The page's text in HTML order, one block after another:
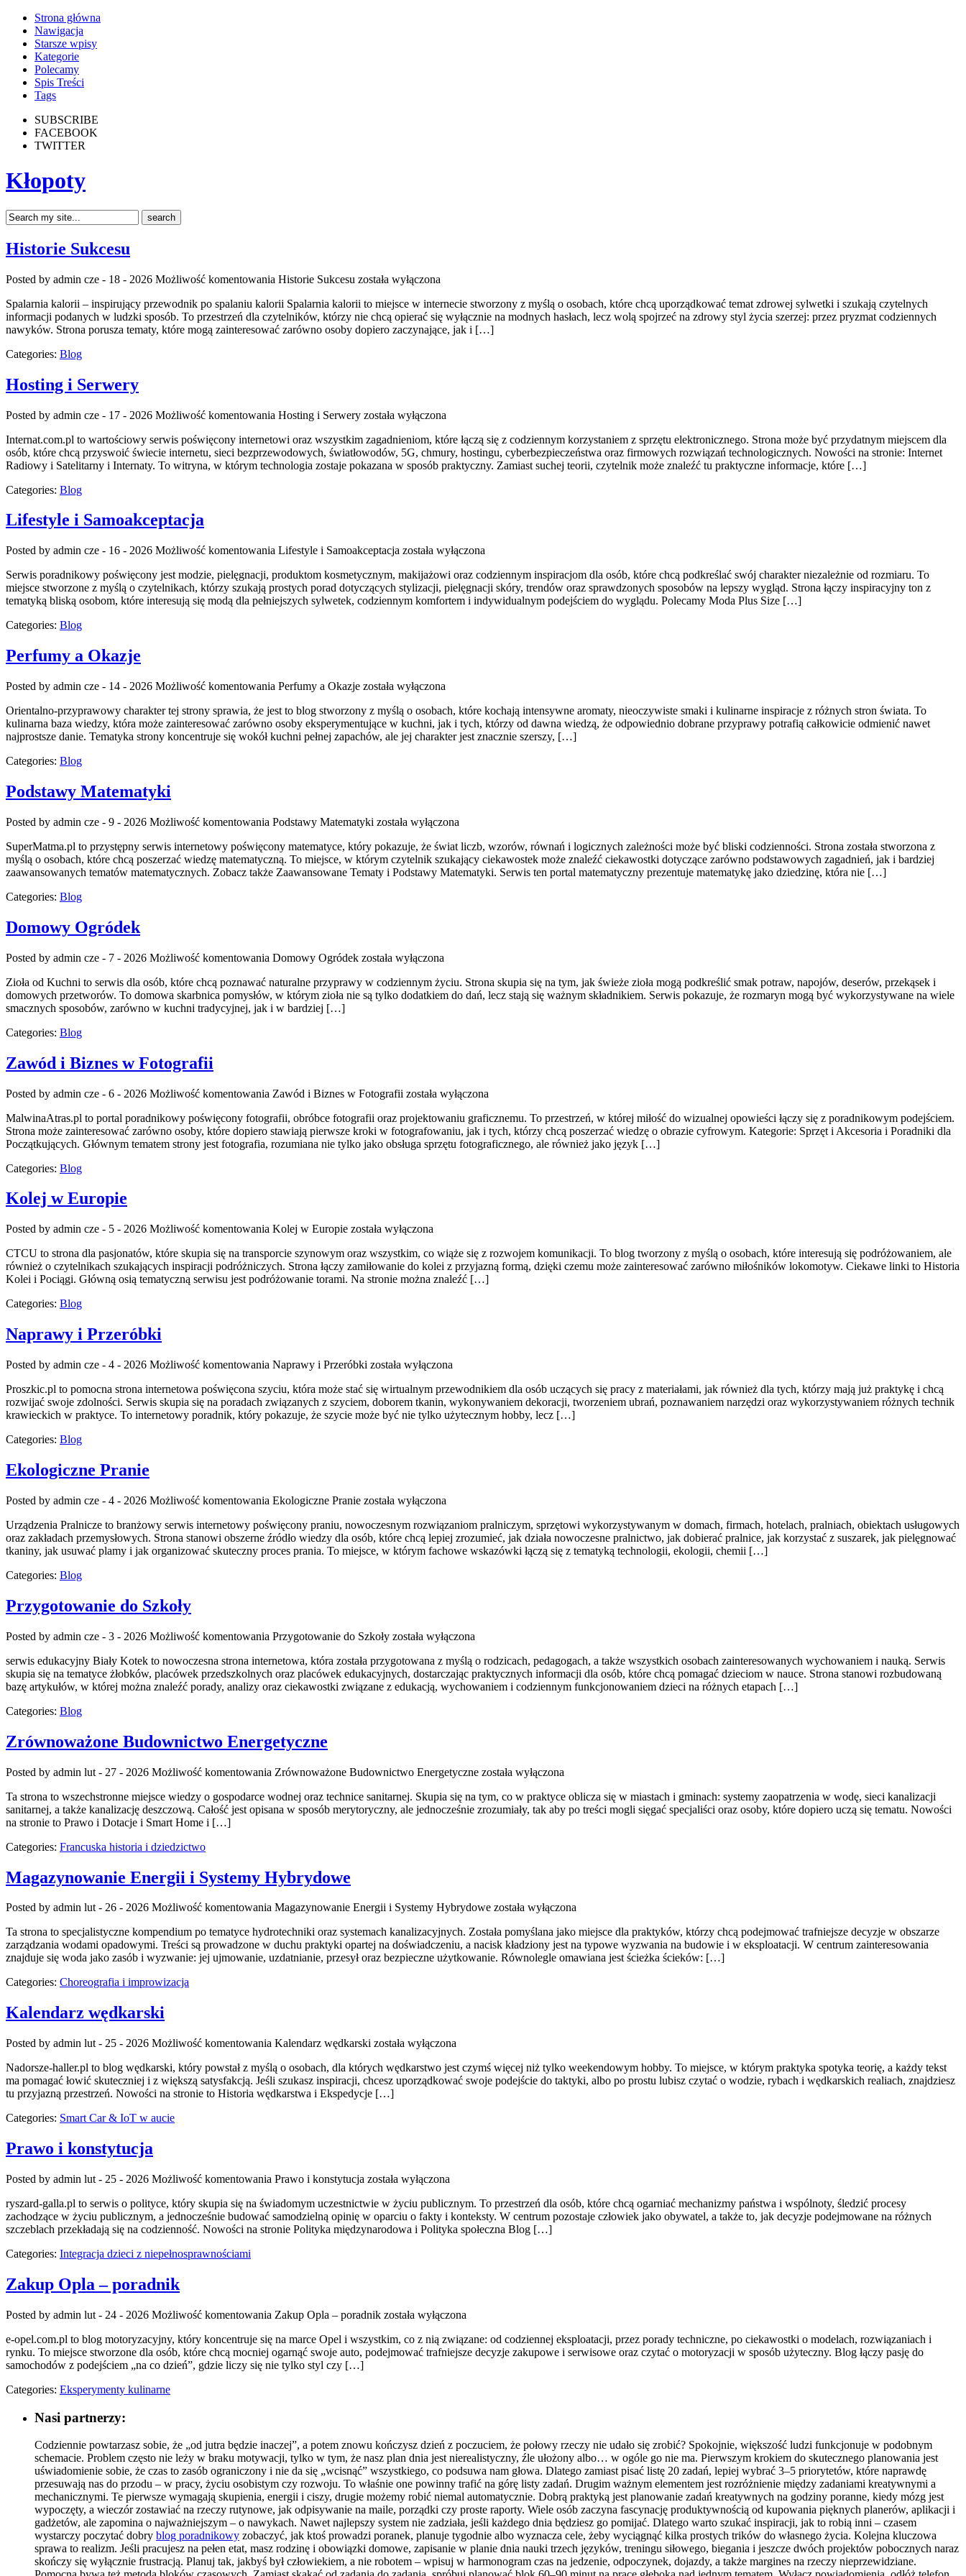
Strona główna
Nawigacja
Starsze wpisy
Kategorie
Polecamy
Spis Treści
Tags
SUBSCRIBE
FACEBOOK
TWITTER
Kłopoty
Historie Sukcesu
Posted by admin cze - 18 - 2026 Możliwość komentowania Historie Sukcesu została wyłączona
Spalarnia kalorii – inspirujący przewodnik po spalaniu kalorii Spalarnia kalorii to miejsce w internecie stworzony z myślą o osobach, które chcą uporządkować temat zdrowej sylwetki i szukają czytelnych
informacji podanych w ludzki sposób. To przestrzeń dla czytelników, którzy nie chcą opierać się wyłącznie na modnych hasłach, lecz wolą spojrzeć na zdrowy styl życia szerzej: przez pryzmat codziennych
nawyków. Strona porusza tematy, które mogą zainteresować zarówno osoby dopiero zaczynające, jak i […]
Categories: Blog
Hosting i Serwery
Posted by admin cze - 17 - 2026 Możliwość komentowania Hosting i Serwery została wyłączona
Internat.com.pl to wartościowy serwis poświęcony internetowi oraz wszystkim zagadnieniom, które łączą się z codziennym korzystaniem z sprzętu elektronicznego. Strona może być przydatnym miejscem dla
osób, które chcą przyswoić świecie internetu, sieci bezprzewodowych, światłowodów, 5G, chmury, hostingu, cyberbezpieczeństwa oraz firmowych rozwiązań technologicznych. Nowości na stronie: Internet
Radiowy i Satelitarny i Internaty. To witryna, w którym technologia zostaje pokazana w sposób praktyczny. Zamiast suchej teorii, czytelnik może znaleźć tu praktyczne informacje, które […]
Categories: Blog
Lifestyle i Samoakceptacja
Posted by admin cze - 16 - 2026 Możliwość komentowania Lifestyle i Samoakceptacja została wyłączona
Serwis poradnikowy poświęcony jest modzie, pielęgnacji, produktom kosmetycznym, makijażowi oraz codziennym inspiracjom dla osób, które chcą podkreślać swój charakter niezależnie od rozmiaru. To
miejsce stworzone z myślą o czytelnikach, którzy szukają prostych porad dotyczących stylizacji, pielęgnacji skóry, trendów oraz sprawdzonych sposobów na lepszy wygląd. Strona łączy inspiracyjny ton z
tematyką bliską osobom, które interesują się modą dla pełniejszych sylwetek, codziennym komfortem i indywidualnym podejściem do wyglądu. Polecamy Moda Plus Size […]
Categories: Blog
Perfumy a Okazje
Posted by admin cze - 14 - 2026 Możliwość komentowania Perfumy a Okazje została wyłączona
Orientalno-przyprawowy charakter tej strony sprawia, że jest to blog stworzony z myślą o osobach, które kochają intensywne aromaty, nieoczywiste smaki i kulinarne inspiracje z różnych stron świata. To
kulinarna baza wiedzy, która może zainteresować zarówno osoby eksperymentujące w kuchni, jak i tych, którzy od dawna wiedzą, że odpowiednio dobrane przyprawy potrafią całkowicie odmienić nawet
najprostsze danie. Tematyka strony koncentruje się wokół kuchni pełnej zapachów, ale jej charakter jest znacznie szerszy, […]
Categories: Blog
Podstawy Matematyki
Posted by admin cze - 9 - 2026 Możliwość komentowania Podstawy Matematyki została wyłączona
SuperMatma.pl to przystępny serwis internetowy poświęcony matematyce, który pokazuje, że świat liczb, wzorów, równań i logicznych zależności może być bliski codzienności. Strona została stworzona z
myślą o osobach, które chcą poszerzać wiedzę matematyczną. To miejsce, w którym czytelnik szukający ciekawostek może znaleźć ciekawostki dotyczące zarówno podstawowych zagadnień, jak i bardziej
zaawansowanych tematów matematycznych. Zobacz także Zaawansowane Tematy i Podstawy Matematyki. Serwis ten portal matematyczny prezentuje matematykę jako dziedzinę, która nie […]
Categories: Blog
Domowy Ogródek
Posted by admin cze - 7 - 2026 Możliwość komentowania Domowy Ogródek została wyłączona
Zioła od Kuchni to serwis dla osób, które chcą poznawać naturalne przyprawy w codziennym życiu. Strona skupia się na tym, jak świeże zioła mogą podkreślić smak potraw, napojów, deserów, przekąsek i
domowych przetworów. To domowa skarbnica pomysłów, w którym zioła nie są tylko dodatkiem do dań, lecz stają się ważnym składnikiem. Serwis pokazuje, że rozmaryn mogą być wykorzystywane na wiele
smacznych sposobów, zarówno w kuchni tradycyjnej, jak i w bardziej […]
Categories: Blog
Zawód i Biznes w Fotografii
Posted by admin cze - 6 - 2026 Możliwość komentowania Zawód i Biznes w Fotografii została wyłączona
MalwinaAtras.pl to portal poradnikowy poświęcony fotografii, obróbce fotografii oraz projektowaniu graficznemu. To przestrzeń, w której miłość do wizualnej opowieści łączy się z poradnikowym podejściem.
Strona może zainteresować zarówno osoby, które dopiero stawiają pierwsze kroki w fotografowaniu, jak i tych, którzy chcą poszerzać wiedzę o obrazie cyfrowym. Kategorie: Sprzęt i Akcesoria i Poradniki dla
Początkujących. Głównym tematem strony jest fotografia, rozumiana nie tylko jako obsługa sprzętu fotograficznego, ale również jako język […]
Categories: Blog
Kolej w Europie
Posted by admin cze - 5 - 2026 Możliwość komentowania Kolej w Europie została wyłączona
CTCU to strona dla pasjonatów, które skupia się na transporcie szynowym oraz wszystkim, co wiąże się z rozwojem komunikacji. To blog tworzony z myślą o osobach, które interesują się podróżowaniem, ale
również o czytelnikach szukających inspiracji podróżniczych. Strona łączy zamiłowanie do kolei z przyjazną formą, dzięki czemu może zainteresować zarówno miłośników lokomotyw. Ciekawe linki to Historia
Kolei i Pociągi. Główną osią tematyczną serwisu jest podróżowanie torami. Na stronie można znaleźć […]
Categories: Blog
Naprawy i Przeróbki
Posted by admin cze - 4 - 2026 Możliwość komentowania Naprawy i Przeróbki została wyłączona
Proszkic.pl to pomocna strona internetowa poświęcona szyciu, która może stać się wirtualnym przewodnikiem dla osób uczących się pracy z materiałami, jak również dla tych, którzy mają już praktykę i chcą
rozwijać swoje zdolności. Serwis skupia się na poradach związanych z szyciem, doborem tkanin, wykonywaniem dekoracji, tworzeniem ubrań, poznawaniem narzędzi oraz wykorzystywaniem różnych technik
krawieckich w praktyce. To internetowy poradnik, który pokazuje, że szycie może być nie tylko użytecznym hobby, lecz […]
Categories: Blog
Ekologiczne Pranie
Posted by admin cze - 4 - 2026 Możliwość komentowania Ekologiczne Pranie została wyłączona
Urządzenia Pralnicze to branżowy serwis internetowy poświęcony praniu, nowoczesnym rozwiązaniom pralniczym, sprzętowi wykorzystywanym w domach, firmach, hotelach, pralniach, obiektach usługowych
oraz zakładach przemysłowych. Strona stanowi obszerne źródło wiedzy dla osób, które chcą lepiej zrozumieć, jak działa nowoczesne pralnictwo, jak dobierać pralnice, jak korzystać z suszarek, jak pielęgnować
tkaniny, jak usuwać plamy i jak organizować skuteczny proces prania. To miejsce, w którym fachowe wskazówki łączą się z tematyką technologii, ekologii, chemii […]
Categories: Blog
Przygotowanie do Szkoły
Posted by admin cze - 3 - 2026 Możliwość komentowania Przygotowanie do Szkoły została wyłączona
serwis edukacyjny Biały Kotek to nowoczesna strona internetowa, która została przygotowana z myślą o rodzicach, pedagogach, a także wszystkich osobach zainteresowanych wychowaniem i nauką. Serwis
skupia się na tematyce żłobków, placówek przedszkolnych oraz placówek edukacyjnych, dostarczając praktycznych informacji dla osób, które chcą pomagać dzieciom w nauce. Strona stanowi rozbudowaną
bazę artykułów, w której można znaleźć porady, analizy oraz ciekawostki związane z edukacją, wychowaniem i codziennym funkcjonowaniem dzieci na różnych etapach […]
Categories: Blog
Zrównoważone Budownictwo Energetyczne
Posted by admin lut - 27 - 2026 Możliwość komentowania Zrównoważone Budownictwo Energetyczne została wyłączona
Ta strona to wszechstronne miejsce wiedzy o gospodarce wodnej oraz technice sanitarnej. Skupia się na tym, co w praktyce oblicza się w miastach i gminach: systemy zaopatrzenia w wodę, sieci kanalizacji
sanitarnej, a także kanalizację deszczową. Całość jest opisana w sposób merytoryczny, ale jednocześnie zrozumiały, tak aby po treści mogli sięgać specjaliści oraz osoby, które dopiero uczą się tematu. Nowości
na stronie to Prawo i Dotacje i Smart Home i […]
Categories: Francuska historia i dziedzictwo
Magazynowanie Energii i Systemy Hybrydowe
Posted by admin lut - 26 - 2026 Możliwość komentowania Magazynowanie Energii i Systemy Hybrydowe została wyłączona
Ta strona to specjalistyczne kompendium po tematyce hydrotechniki oraz systemach kanalizacyjnych. Została pomyślana jako miejsce dla praktyków, którzy chcą podejmować trafniejsze decyzje w obszarze
zarządzania wodami opadowymi. Treści są prowadzone w duchu praktyki opartej na doświadczeniu, a nacisk kładziony jest na typowe wyzwania na budowie i w eksploatacji. W centrum zainteresowania
znajduje się woda jako zasób i wyzwanie: jej ujmowanie, uzdatnianie, przesył oraz bezpieczne użytkowanie. Równolegle omawiana jest ścieżka ścieków: […]
Categories: Choreografia i improwizacja
Kalendarz wędkarski
Posted by admin lut - 25 - 2026 Możliwość komentowania Kalendarz wędkarski została wyłączona
Nadorsze-haller.pl to blog wędkarski, który powstał z myślą o osobach, dla których wędkarstwo jest czymś więcej niż tylko weekendowym hobby. To miejsce, w którym praktyka spotyka teorię, a każdy tekst
ma pomagać łowić skuteczniej i z większą satysfakcją. Jeśli szukasz inspiracji, chcesz uporządkować swoje podejście do taktyki, albo po prostu lubisz czytać o wodzie, rybach i wędkarskich realiach, znajdziesz
tu przyjazną przestrzeń. Nowości na stronie to Historia wędkarstwa i Ekspedycje […]
Categories: Smart Car & IoT w aucie
Prawo i konstytucja
Posted by admin lut - 25 - 2026 Możliwość komentowania Prawo i konstytucja została wyłączona
ryszard-galla.pl to serwis o polityce, który skupia się na świadomym uczestnictwie w życiu publicznym. To przestrzeń dla osób, które chcą ogarniać mechanizmy państwa i wspólnoty, śledzić procesy
zachodzące w życiu publicznym, a jednocześnie budować samodzielną opinię w oparciu o fakty i konteksty. W centrum pozostaje człowiek jako obywatel, a także to, jak decyzje podejmowane na różnych
szczeblach przekładają się na codzienność. Nowości na stronie Polityka międzynarodowa i Polityka społeczna Blog […]
Categories: Integracja dzieci z niepełnosprawnościami
Zakup Opla – poradnik
Posted by admin lut - 24 - 2026 Możliwość komentowania Zakup Opla – poradnik została wyłączona
e-opel.com.pl to blog motoryzacyjny, który koncentruje się na marce Opel i wszystkim, co z nią związane: od codziennej eksploatacji, przez porady techniczne, po ciekawostki o modelach, rozwiązaniach i
rynku. To miejsce stworzone dla osób, które chcą mocniej ogarnąć swoje auto, podejmować trafniejsze decyzje zakupowe i serwisowe oraz czytać o motoryzacji w sposób użyteczny. Blog łączy pasję do
samochodów z podejściem „na co dzień”, gdzie liczy się nie tylko styl czy […]
Categories: Eksperymenty kulinarne
Nasi partnerzy:
Codziennie powtarzasz sobie, że „od jutra będzie inaczej”, a potem znowu kończysz dzień z poczuciem, że połowy rzeczy nie udało się zrobić? Spokojnie, większość ludzi funkcjonuje w podobnym
schemacie. Problem często nie leży w braku motywacji, tylko w tym, że nasz plan dnia jest nierealistyczny, źle ułożony albo… w ogóle go nie ma. Pierwszym krokiem do skutecznego planowania jest
uświadomienie sobie, że czas to zasób ograniczony i nie da się „wcisnąć” wszystkiego, co podsuwa nam głowa. Dlatego zamiast pisać listę 20 zadań, lepiej wybrać 3–5 priorytetów, które naprawdę
przesuwają nas do przodu – w pracy, życiu osobistym czy rozwoju. To właśnie one powinny trafić na górę listy zadań. Drugim ważnym elementem jest rozróżnienie między zadaniami kreatywnymi a
mechanicznymi. Te pierwsze wymagają skupienia, energii i ciszy, drugie możemy robić niemal automatycznie. Dobrą praktyką jest planowanie zadań kreatywnych na godziny poranne, kiedy mózg jest
wypoczęty, a wieczór zostawiać na rzeczy rutynowe, jak odpisywanie na maile, porządki czy proste raporty. Wiele osób zaczyna fascynację produktywnością od kupowania pięknych planerów, aplikacji i
gadżetów, ale zapomina o najważniejszym – o nawykach. Nawet najlepszy system nie zadziała, jeśli każdego dnia będziesz go pomijać. Dlatego warto szukać inspiracji, jak to robią inni – czasem
wystarczy poczytać dobry blog poradnikowy zobaczyć, jak ktoś prowadzi poranek, planuje tygodnie albo wyznacza cele, żeby wyciągnąć kilka prostych trików do własnego życia. Kolejna kluczowa
sprawa to realizm. Jeśli pracujesz na pełen etat, masz rodzinę i obowiązki domowe, zapisanie w planie dnia nauki trzech języków, treningu siłowego, biegania i jeszcze dwóch projektów pobocznych naraz
skończy się wyłącznie frustracją. Planuj tak, jakbyś był człowiekiem, a nie robotem – wpisuj w harmonogram czas na jedzenie, odpoczynek, dojazdy, a także margines na rzeczy nieprzewidziane.